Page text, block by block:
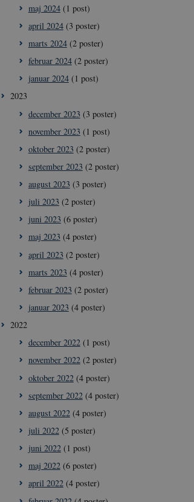
maj 2024(1 post)
april 2024(3 poster)
marts 2024(2 poster)
februar 2024(2 poster)
januar 2024(1 post)
2023
december 2023 (3 poster)
november 2023 (1 post)
oktober 2023 (2 poster)
september 2023 (2 poster)
august 2023 (3 poster)
juli 2023 (2 poster)
juni 2023 (6 poster)
maj 2023 (4 poster)
april 2023 (2 poster)
marts 2023 (4 poster)
februar 2023 (2 poster)
januar 2023 (4 poster)
2022
december 2022(1 post)
november 2022(2 poster)
oktober 2022(4 poster)
september 2022(4 poster)
august 2022(4 poster)
juli 2022(5 poster)
juni 2022(1 post)
maj 2022(6 poster)
april 2022(4 poster)